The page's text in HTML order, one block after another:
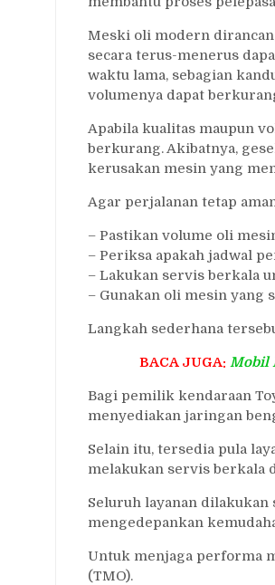
Meski oli modern
secara terus-menerus
waktu lama, sebagian
volumenya dapat
Apabila kualitas maupun
berkurang. Akibatnya,
kerusakan mesin yang
Agar perjalanan tetap
– Pastikan volume oli
– Periksa apakah jadwal
– Lakukan servis berkala
– Gunakan oli mesin yang
Langkah sederhana
BACA JUGA: Mobil
Bagi pemilik kendaraan
menyediakan jaringan
Selain itu, tersedia pula
melakukan servis berkala
Seluruh layanan
mengedepankan
Untuk menjaga performa
(TMO).